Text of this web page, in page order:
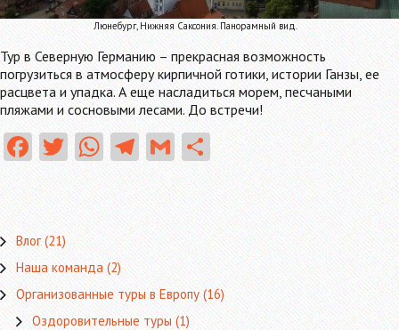
Люнебург, Нижняя Саксония. Панорамный вид.
Тур в Северную Германию – прекрасная возможность
погрузиться в атмосферу кирпичной готики, истории Ганзы, ее
расцвета и упадка. А еще насладиться морем, песчаными
пляжами и сосновыми лесами. До встречи!
Fa
ce
b
o
o
k
T
w
itt
er
W
ha
ts
A
p
p
Te
le
gr
a
m
G
m
ai
l
О
тп
ра
в
ит
ь
Влог(21)
Наша команда(2)
Организованные туры в Европу(16)
Оздоровительные туры(1)